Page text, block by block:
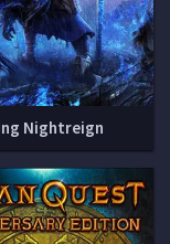
Nightreign